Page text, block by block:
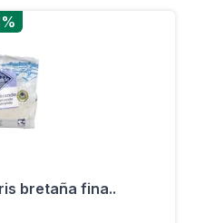
bretaña fina..